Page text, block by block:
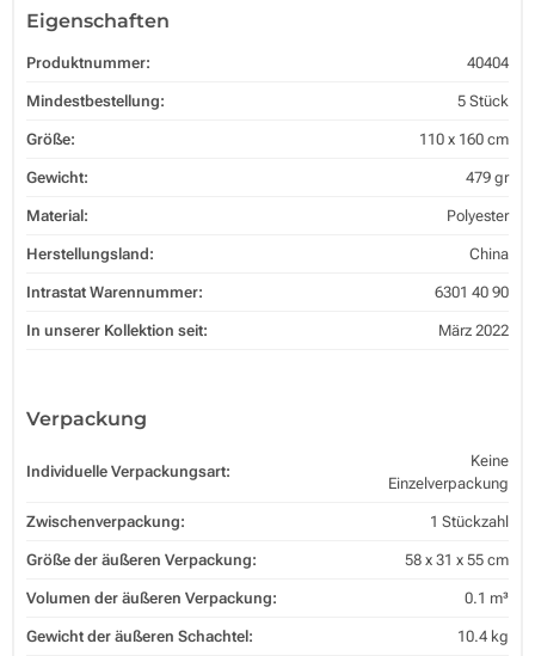
Eigenschaften
Produktnummer: 40404
Mindestbestellung: 5 Stück
Größe: 110 x 160 cm
Gewicht: 479 gr
Material: Polyester
Herstellungsland: China
Intrastat Warennummer: 6301 40 90
In unserer Kollektion seit: März 2022
Verpackung
Individuelle Verpackungsart:
Keine
Einzelverpackung
Zwischenverpackung: 1 Stückzahl
Größe der äußeren Verpackung: 58 x 31 x 55 cm
Volumen der äußeren Verpackung: 0.1 m³
Gewicht der äußeren Schachtel: 10.4 kg